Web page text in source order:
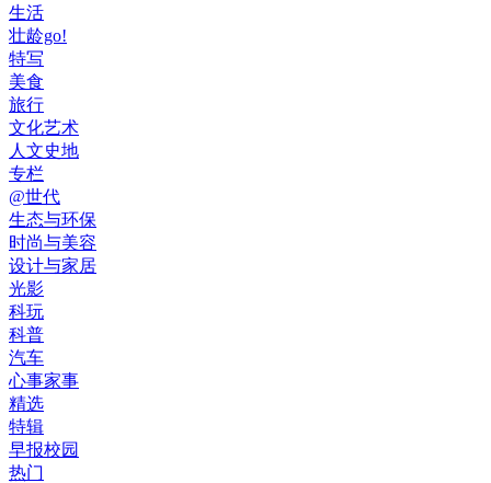
生活
壮龄go!
特写
美食
旅行
文化艺术
人文史地
专栏
@世代
生态与环保
时尚与美容
设计与家居
光影
科玩
科普
汽车
心事家事
精选
特辑
早报校园
热门